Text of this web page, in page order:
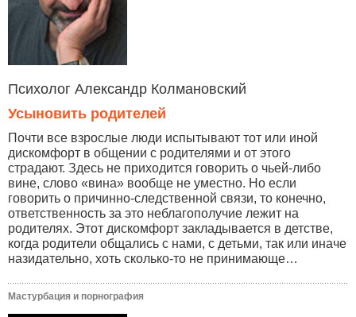
Психолог Александр Колмановский
Усыновить родителей
Почти все взрослые люди испытывают тот или иной
дискомфорт в общении с родителями и от этого
страдают. Здесь не приходится говорить о чьей-либо
вине, слово «вина» вообще не уместно. Но если
говорить о причинно-следственной связи, то конечно,
ответственность за это неблагополучие лежит на
родителях. Этот дискомфорт закладывается в детстве,
когда родители общались с нами, с детьми, так или иначе
назидательно, хоть сколько-то не принимающе…
Мастурбация и порнография